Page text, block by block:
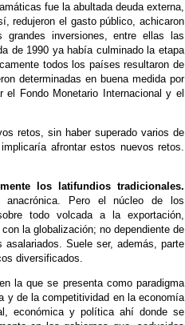
fue la abultada deuda externa,
redujeron el gasto público, achicaron
inversiones, entre ellas las
de 1990 ya había culminado la etapa
todos los países resultaron de
determinadas en buena medida por
el Fondo Monetario Internacional y el
retos, sin haber superado varios de
afrontar estos nuevos retos.
los latifundios tradicionales.
anacrónica. Pero el núcleo de los
todo volcada a la exportación,
la globalización; no dependiente de
Suele ser, además, parte
diversificados.
la que se presenta como paradigma
y de la competitividad en la economía
económica y política ahí donde se